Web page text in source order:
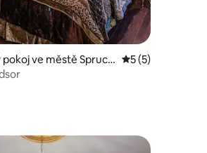
5 z 5, 7 hodnocení
ve městě Spruce Průměrné
5 (5)